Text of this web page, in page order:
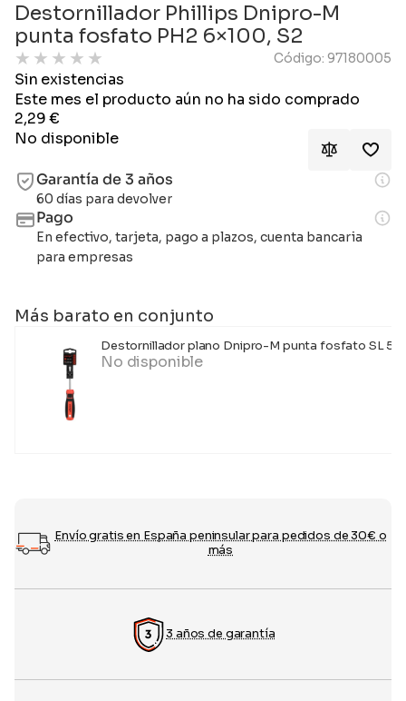
Destornillador Phillips Dnipro-M
punta fosfato PH2 6×100, S2
★ ★ ★ ★ ★ Código: 97180005
Sin existencias
Este mes el producto aún no ha sido comprado
2,29€
No disponible
Garantía de 3 años
60 días para devolver
Pago
En efectivo, tarjeta, pago a plazos, cuenta bancaria
para empresas
Más barato en conjunto
Destornillador plano Dnipro-M punta fosfato SL
No disponible
Envío gratis en España peninsular para pedidos de 30€ o
más
3 años de garantía